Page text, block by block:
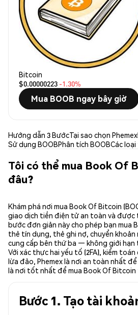
Bitcoin
$0.00000223 -1.30%
Mua BOOB ngay bây giờ
Hướng dẫn 3 BướcTại sao chọn Phemex
Sử dụng BOOBPhân tích BOOBCác
Tôi có thể mua Book Of
đâu?
Khám phá nơi mua Book Of Bitcoin
giao dịch tiền điện tử an toàn và được
bước đơn giản này cho phép bạn mua
thẻ tín dụng, thẻ ghi nợ, chuyển khoản
cung cấp bên thứ ba — không giới hạn
Với xác thực hai yếu tố (2FA), kiểm
lừa đảo, Phemex là nơi an toàn nhất
là nơi tốt nhất để mua Book Of
Bước 1. Tạo tài